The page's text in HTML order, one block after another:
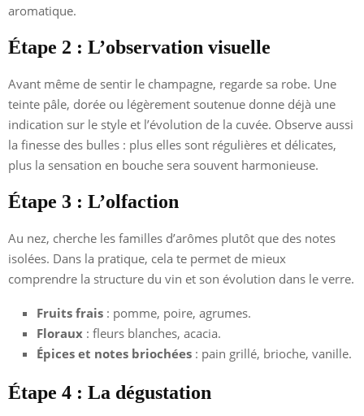
aromatique.
Étape 2 : L’observation visuelle
Avant même de sentir le champagne, regarde sa robe. Une
teinte pâle, dorée ou légèrement soutenue donne déjà une
indication sur le style et l’évolution de la cuvée. Observe aussi
la finesse des bulles : plus elles sont régulières et délicates,
plus la sensation en bouche sera souvent harmonieuse.
Étape 3 : L’olfaction
Au nez, cherche les familles d’arômes plutôt que des notes
isolées. Dans la pratique, cela te permet de mieux
comprendre la structure du vin et son évolution dans le verre.
Fruits frais : pomme, poire, agrumes.
Floraux : fleurs blanches, acacia.
Épices et notes briochées : pain grillé, brioche, vanille.
Étape 4 : La dégustation